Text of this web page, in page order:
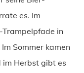
es. Im
Trampelpfade in
Sommer kamen
im Herbst gibt es